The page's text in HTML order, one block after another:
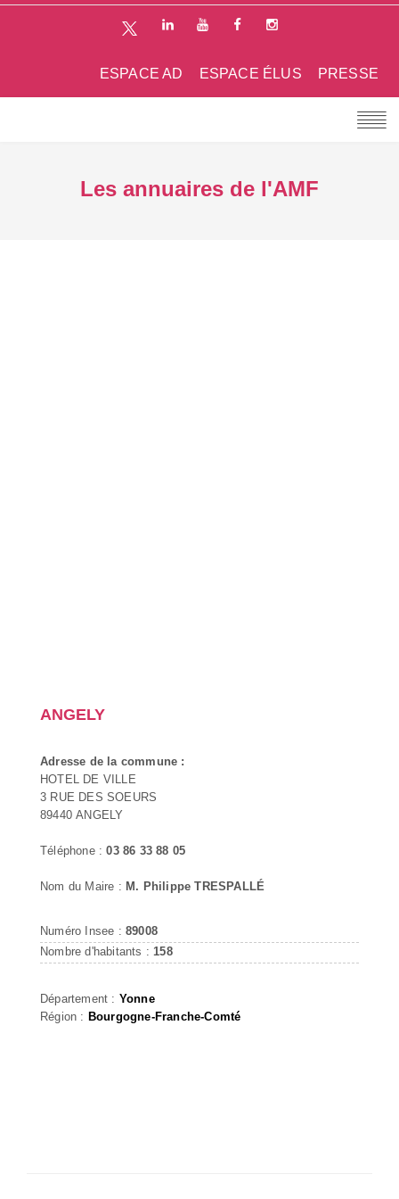
PRESSE
ESPACE ÉLUS
ESPACE AD
Les annuaires de l'AMF
ANGELY
Adresse de la commune :
HOTEL DE VILLE
3 RUE DES SOEURS
89440 ANGELY
Téléphone :03 86 33 88 05
Nom du Maire : M. Philippe TRESPALLÉ
Numéro Insee : 89008
Nombre d'habitants : 158
Département : Yonne
Région : Bourgogne-Franche-Comté